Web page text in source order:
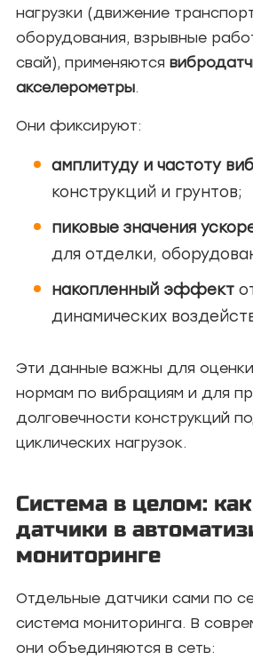
нагрузки (движение
оборудования, взрывные
свай), применяются
акселерометры.
Они фиксируют:
амплитуду и частоту
конструкций и грунтов;
пиковые значения
для отделки,
накопленный эффект
динамических
Эти данные важны для оценки
нормам по вибрациям и для
долговечности конструкций
циклических нагрузок.
Система в целом:
датчики в
мониторинге
Отдельные датчики сами по
система мониторинга. В
они объединяются в сеть: